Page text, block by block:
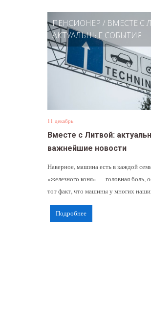
ПЕНСИОНЕР / ВМЕСТЕ С
АКТУАЛЬНЫЕ СОБЫТИЯ
11 декабрь
Вместе с Литвой:
важнейшие новости
Наверное, машина есть в каждой
«железного коня» — головная боль,
тот факт, что машины у многих
Подробнее